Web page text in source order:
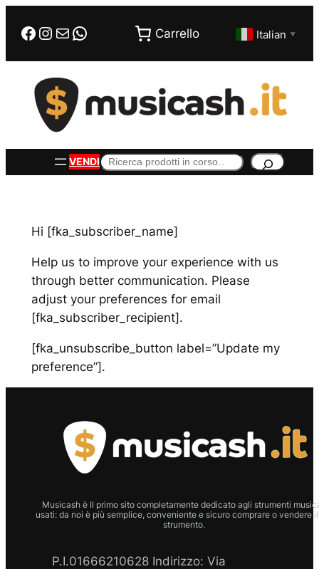
Facebook
Instagram
EmailWhatsApp Carrello Italian ▼
VENDICerca
Hi [fka_subscriber_name]
Help us to improve your experience with us
through better communication. Please
adjust your preferences for email
[fka_subscriber_recipient].
[fka_unsubscribe_button label=”Update my
preference”].
Musicash è Il primo sito completamente dedicato agli strumenti
usati: da noi è più semplice, conveniente e sicuro comprare o vendere
strumento.
P.I.01666210628 Indirizzo: Via